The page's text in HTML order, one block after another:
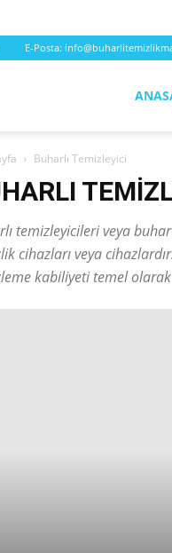
E-Posta:
Buharlı Temizleyici
temizleyicileri veya
cihazları veya
kabiliyeti temel olarak